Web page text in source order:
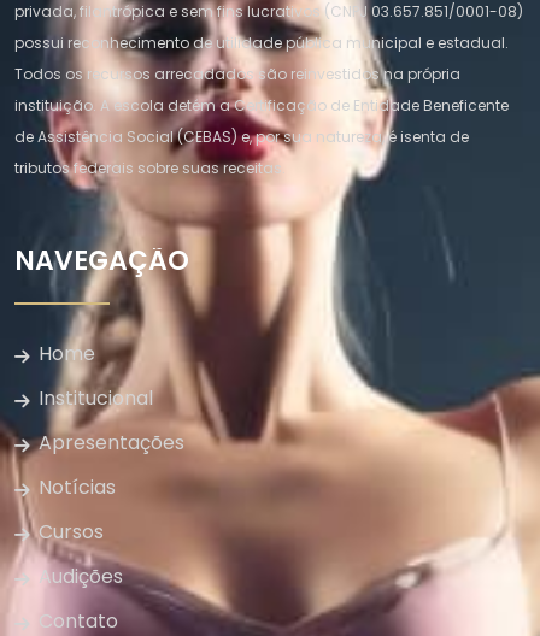
privada, filantrópica e sem fins lucrativos (CNPJ 03.657.851/0001-08)
possui reconhecimento de utilidade pública municipal e estadual.
Todos os recursos arrecadados são reinvestidos na própria
instituição. A escola detém a Certificação de Entidade Beneficente
de Assistência Social (CEBAS) e, por sua natureza, é isenta de
tributos federais sobre suas receitas.
NAVEGAÇÃO
Home
Institucional
Apresentações
Notícias
Cursos
Audições
Contato